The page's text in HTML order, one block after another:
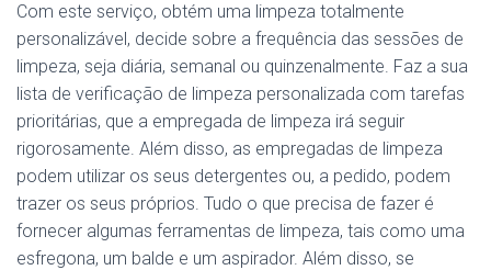
Com este serviço, obtém uma limpeza totalmente
personalizável, decide sobre a frequência das sessões de
limpeza, seja diária, semanal ou quinzenalmente. Faz a sua
lista de verificação de limpeza personalizada com tarefas
prioritárias, que a empregada de limpeza irá seguir
rigorosamente. Além disso, as empregadas de limpeza
podem utilizar os seus detergentes ou, a pedido, podem
trazer os seus próprios. Tudo o que precisa de fazer é
fornecer algumas ferramentas de limpeza, tais como uma
esfregona, um balde e um aspirador. Além disso, se